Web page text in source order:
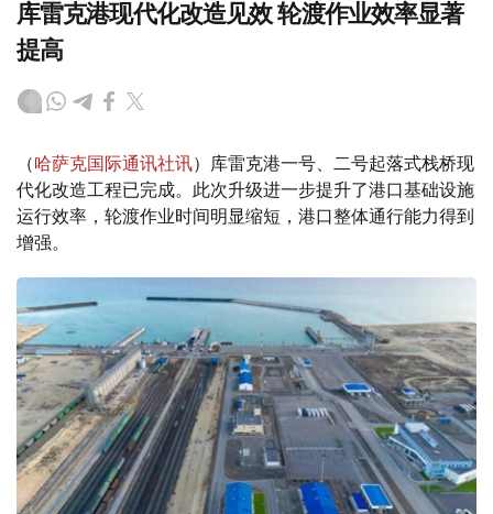
库雷克港现代化改造见效 轮渡作业效率显著
提高
（哈萨克国际通讯社讯）库雷克港一号、二号起落式栈桥现
代化改造工程已完成。此次升级进一步提升了港口基础设施
运行效率，轮渡作业时间明显缩短，港口整体通行能力得到
增强。